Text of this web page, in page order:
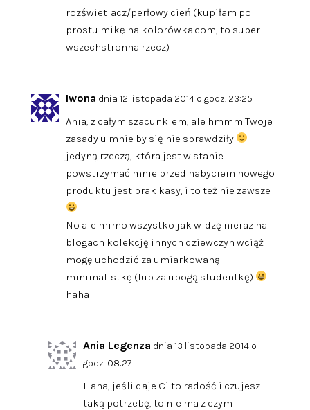
rozświetlacz/perłowy cień (kupiłam po
prostu mikę na kolorówka.com, to super
wszechstronna rzecz)
Iwona dnia 12 listopada 2014 o godz. 23:25
Ania, z całym szacunkiem, ale hmmm Twoje
zasady u mnie by się nie sprawdziły
jedyną rzeczą, która jest w stanie
powstrzymać mnie przed nabyciem nowego
produktu jest brak kasy, i to też nie zawsze
No ale mimo wszystko jak widzę nieraz na
blogach kolekcję innych dziewczyn wciąż
mogę uchodzić za umiarkowaną
minimalistkę (lub za ubogą studentkę)
haha
Ania Legenza dnia 13 listopada 2014 o
godz. 08:27
Haha, jeśli daje Ci to radość i czujesz
taką potrzebę, to nie ma z czym